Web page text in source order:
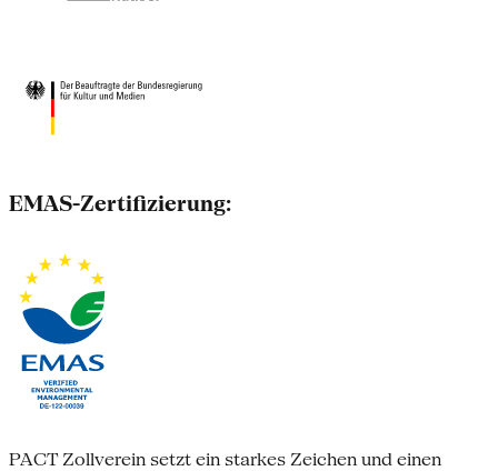
EMAS-Zertifizierung:
PACT Zollverein setzt ein starkes Zeichen und einen